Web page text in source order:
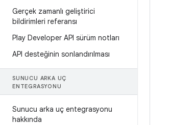
Gerçek zamanlı geliştirici
bildirimleri referansı
Play Developer API sürüm notları
API desteğinin sonlandırılması
SUNUCU ARKA UÇ
ENTEGRASYONU
Sunucu arka uç entegrasyonu
hakkında